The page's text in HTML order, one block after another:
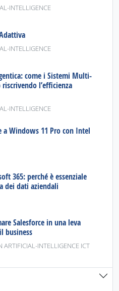
INTELLIGENCE
INTELLIGENCE
come i Sistemi Multi-
l’efficienza
INTELLIGENCE
a Windows 11 Pro con Intel
365: perché è essenziale
dei dati aziendali
Salesforce in una leva
business
ARTIFICIAL-INTELLIGENCE ICT